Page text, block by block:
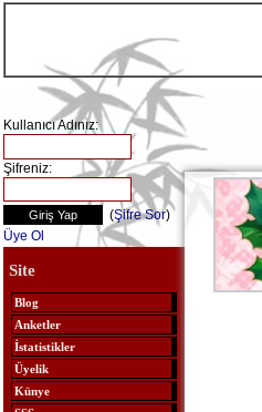
Kullanıcı Adınız:
Şifreniz:
(Şifre Sor)
Üye Ol
Site
Blog
Anketler
İstatistikler
Üyelik
Künye